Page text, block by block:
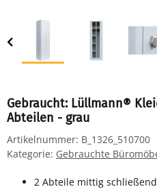
Gebraucht: Lüllmann®
Abteilen - grau
Artikelnummer: B_1326_510700
Kategorie: Gebrauchte
2 Abteile mittig schließend